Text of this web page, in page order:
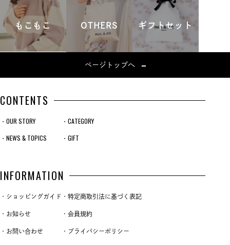
もこもこ OTHERS ギフトセット
ページトップへ
CONTENTS
・OUR STORY
・NEWS & TOPICS
・CATEGORY
・GIFT
INFORMATION
・ショッピングガイド
・お知らせ
・お問い合わせ
・特定商取引法に基づく表記
・会員規約
・プライバシーポリシー